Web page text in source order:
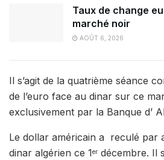
Taux de change
marché noir
AOÛT 6, 2026
Il s’agit de la quatrième séance
de l’euro face au dinar sur ce
exclusivement par la Banque d’
Le dollar américain a reculé par
dinar algérien ce 1er décembre. Il